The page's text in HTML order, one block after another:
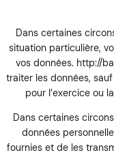
Dans certaines
situation particulière,
vos données. http://
traiter les données,
pour l’exercice ou
Dans certaines
données
fournies et de les